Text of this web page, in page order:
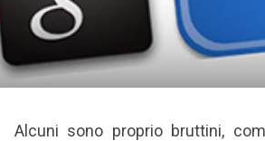
Alcuni sono proprio bruttini,